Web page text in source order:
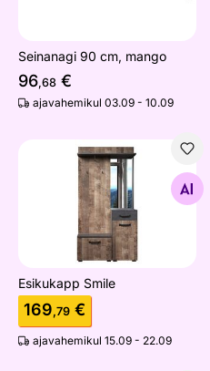
Seinanagi 90 cm, mango
96,68 €
ajavahemikul 03.09 - 10.09
Esikukapp Smile
Otsi sarnaseid
Esikukapp Smile
169,79 €
ajavahemikul 15.09 - 22.09